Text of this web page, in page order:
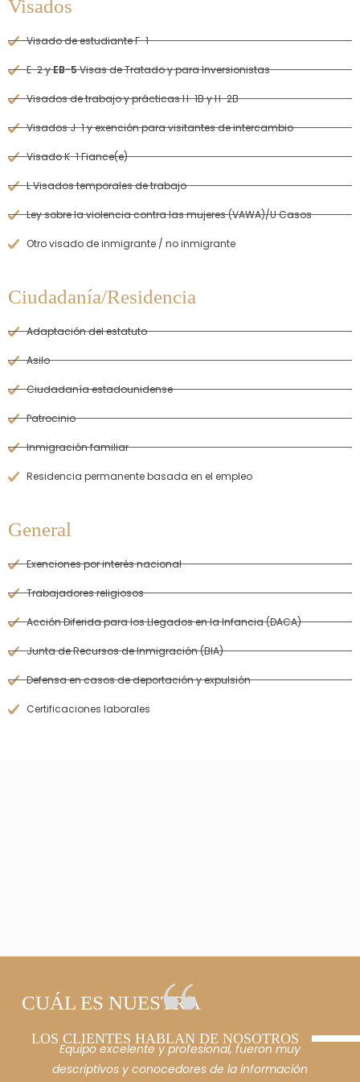
Visados
Visado de estudiante F-1
E-2 yEB-5Visas de Tratado y para Inversionistas
Visados de trabajo y prácticas H-1B y H-2B
Visados J-1 y exención para visitantes de intercambio
Visado K-1 Fiance(e)
L Visados temporales de trabajo
Ley sobre la violencia contra las mujeres (VAWA)/U Casos
Otro visado de inmigrante / no inmigrante
Ciudadanía/Residencia
Adaptación del estatuto
Asilo
Ciudadanía estadounidense
Patrocinio
Inmigración familiar
Residencia permanente basada en el empleo
General
Exenciones por interés nacional
Trabajadores religiosos
Acción Diferida para los Llegados en la Infancia (DACA)
Junta de Recursos de Inmigración (BIA)
Defensa en casos de deportación y expulsión
Certificaciones laborales
CUÁL ES NUESTRA
LOS CLIENTES HABLAN DE NOSOTROS
Equipo excelente y profesional, fueron muy
descriptivos y conocedores de la información